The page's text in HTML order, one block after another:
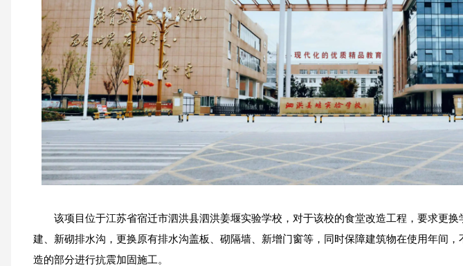
该项目位于江苏省宿迁市泗洪县泗洪姜堰实验学校，对于该校的食堂改造工程，要求更
建、新砌排水沟，更换原有排水沟盖板、砌隔墙、新增门窗等，同时保障建筑物在使用年间
造的部分进行抗震加固施工。